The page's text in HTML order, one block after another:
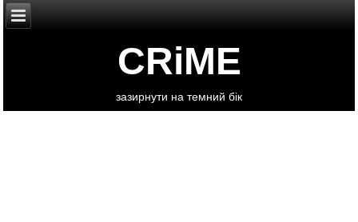
CRiME
зазирнути на темний бік